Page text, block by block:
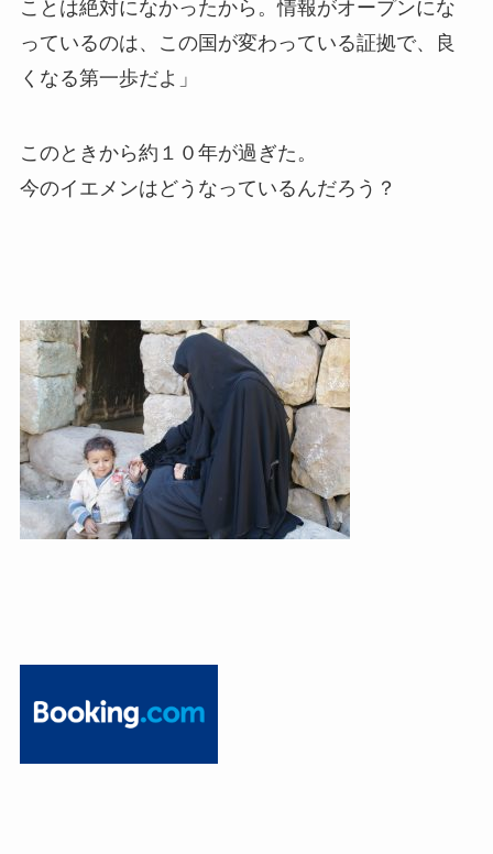
ことは絶対になかったから。情報がオープンにな
っているのは、この国が変わっている証拠で、良
くなる第一歩だよ」
このときから約１０年が過ぎた。
今のイエメンはどうなっているんだろう？